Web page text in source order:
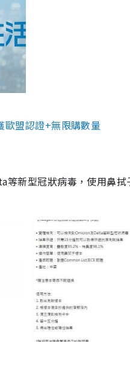
盟認證+無限購數量
等新型冠狀病毒，使用鼻拭